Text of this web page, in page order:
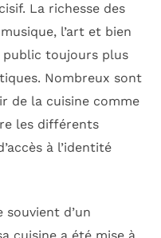
La richesse des
l’art et bien
public toujours plus
Nombreux sont
de la cuisine comme
les différents
à l’identité
souvient d’un
cuisine a été mise à